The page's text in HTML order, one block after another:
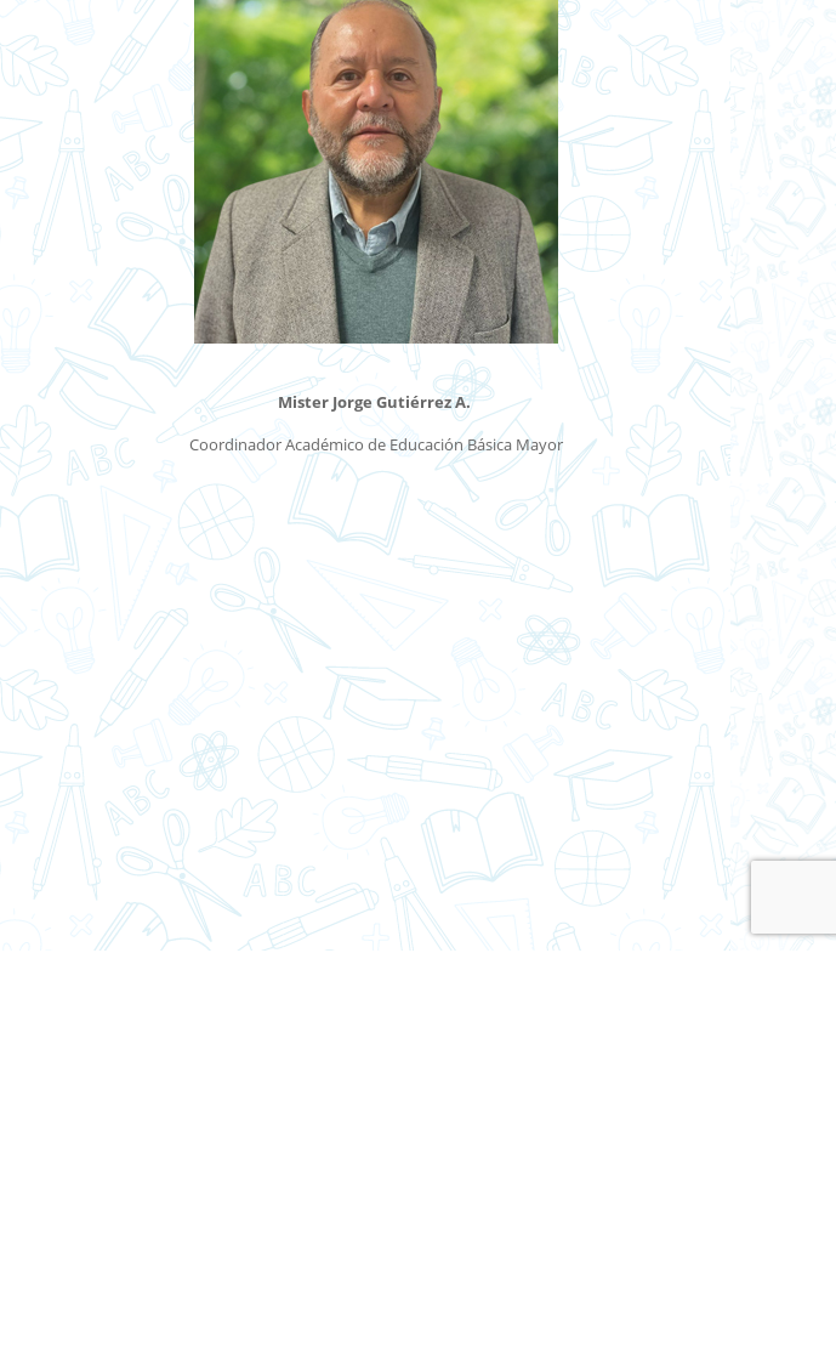
Mister Jorge Gutiérrez A.
Coordinador Académico de Educación Básica Mayor